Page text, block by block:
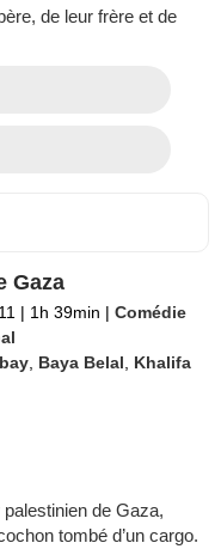
de leur frère et de
Gaza
| 1h 39min | Comédie
Baya Belal
Khalifa
de Gaza,
tombé d’un cargo.